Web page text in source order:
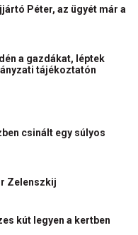
Péter, az ügyét már a
a gazdákat, léptek
tájékoztatón
csinált egy súlyos
Zelenszkij
kút legyen a kertben